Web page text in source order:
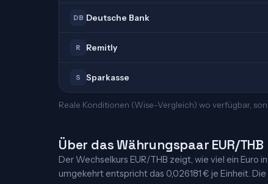
DB Deutsche Bank
R Remitly
S Sparkasse
Reale Konditionen (Wise-Vergleich) wo verfügbar,
Über das Währungspaar EUR/THB
Der Wechselkurs EUR/THB zeigt, wie viel ein Euro
umgekehrt entspricht das 0,026181 € je Einheit.